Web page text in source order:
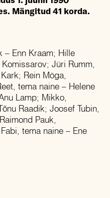
Mängitud 41 korda.
– Enn Kraam; Hille
Jüri Rumm,
Rein Möga,
tema naine – Helene
Lamp; Mikko,
Raadik; Joosef Tubin,
Pauk,
tema naine – Ene